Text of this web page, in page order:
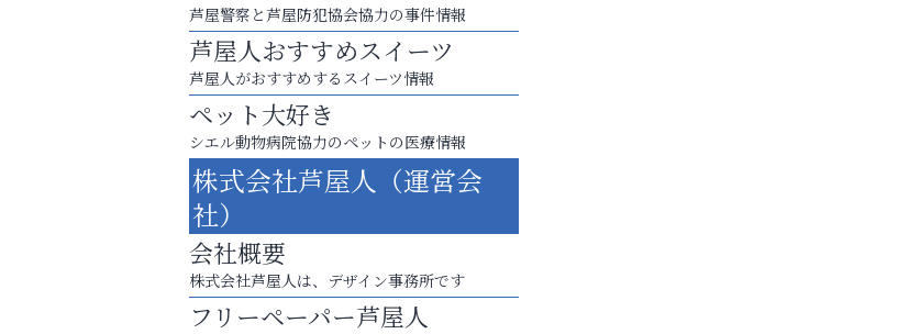
査定のプロが心を込めて出張査定
ご不要品の売却はトレファク出張買取へ
アクイール芦屋店
芦屋警察と芦屋防犯協会協力の事件情報
芦屋人おすすめスイーツ
芦屋人がおすすめするスイーツ情報
ペット大好き
シエル動物病院協力のペットの医療情報
株式会社芦屋人（運営会
社）
会社概要
株式会社芦屋人は、デザイン事務所です
フリーペーパー芦屋人